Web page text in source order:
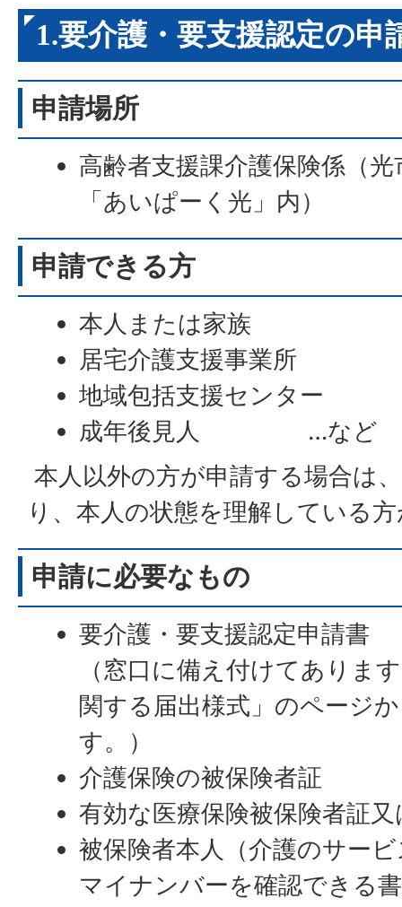
1.要介護・要支援認定の申
申請場所
高齢者支援課介護保険係（
「あいぱーく光」内）
申請できる方
本人または家族
居宅介護支援事業所
地域包括支援センター
成年後見人 …など
本人以外の方が申請する場合は
り、本人の状態を理解している
申請に必要なもの
要介護・要支援認定申請書
（窓口に備え付けてありま
関する届出様式」のページ
す。）
介護保険の被保険者証
有効な医療保険被保険者証
被保険者本人（介護のサー
マイナンバーを確認できる